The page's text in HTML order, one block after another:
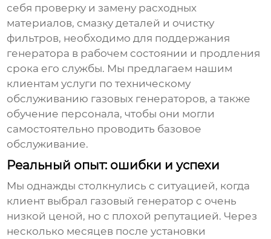
себя проверку и замену расходных
материалов, смазку деталей и очистку
фильтров, необходимо для поддержания
генератора в рабочем состоянии и продления
срока его службы. Мы предлагаем нашим
клиентам услуги по техническому
обслуживанию газовых генераторов, а также
обучение персонала, чтобы они могли
самостоятельно проводить базовое
обслуживание.
Реальный опыт: ошибки и успехи
Мы однажды столкнулись с ситуацией, когда
клиент выбрал газовый генератор с очень
низкой ценой, но с плохой репутацией. Через
несколько месяцев после установки